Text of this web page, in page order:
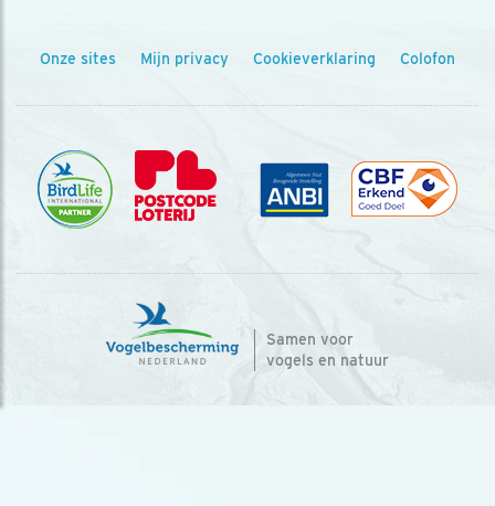
Onze sites Mijn privacy Cookieverklaring Colofon
Samen voor
vogels en natuur